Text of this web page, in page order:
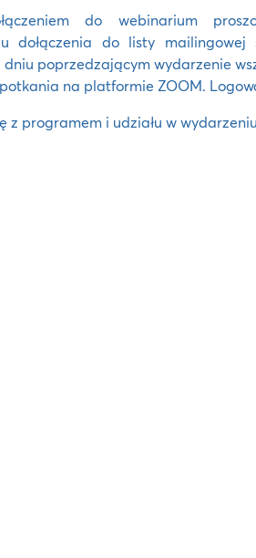
do webinarium
dołączenia do listy mailingowej
dniu poprzedzającym wydarzenie
na platformie ZOOM.
z programem i udziału w